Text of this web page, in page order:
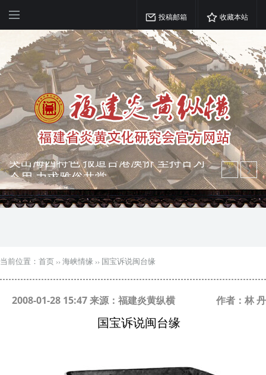
投稿邮箱 收藏本站
弘扬优秀文化 振奋民族精神 介绍民族
瑰宝 宣传中华精英
突出海西特色 报道台港澳侨 坚持古为
当前位置： 首页 ›› 海峡情缘 ›› 国宝诉说闽台缘
2008-01-28 15:47 来源：福建炎黄纵横 作者：林 丹
国宝诉说闽台缘